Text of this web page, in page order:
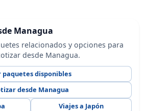
Managua
relacionados y opciones para
desde Managua.
paquetes disponibles
desde Managua
Viajes a Japón